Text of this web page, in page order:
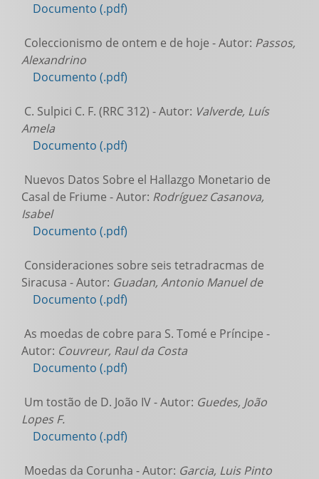
Documento (.pdf)
Coleccionismo de ontem e de hoje - Autor: Passos,
Alexandrino
Documento (.pdf)
C. Sulpici C. F. (RRC 312) - Autor: Valverde, Luís
Amela
Documento (.pdf)
Nuevos Datos Sobre el Hallazgo Monetario de
Casal de Friume - Autor: Rodríguez Casanova,
Isabel
Documento (.pdf)
Consideraciones sobre seis tetradracmas de
Siracusa - Autor: Guadan, Antonio Manuel de
Documento (.pdf)
As moedas de cobre para S. Tomé e Príncipe -
Autor: Couvreur, Raul da Costa
Documento (.pdf)
Um tostão de D. João IV - Autor: Guedes, João
Lopes F.
Documento (.pdf)
Moedas da Corunha - Autor: Garcia, Luis Pinto